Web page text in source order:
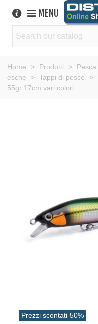
MENU
Home > Prodotti > Pesca
esche
> Tappi di pesce >
55gr 17cm vari colori
Prezzi scontati-50%